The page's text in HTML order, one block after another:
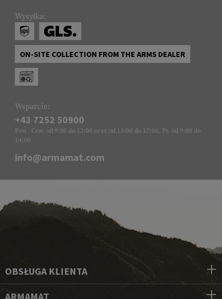
Wysyłka:
ON-SITE COLLECTION FROM THE ARMS DEALER
Wsparcie:
+43 7252 50900
Pon - Czw. od 9:00 do 12:00 oraz od 13:00 do 17:00, Pt. od 9:00 do
14:00
info@armamat.com
OBSŁUGA KLIENTA
ARMAMAT